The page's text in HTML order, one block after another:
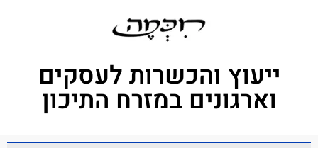
ייעוץ והכשרות לעסקים
וארגונים במזרח התיכון